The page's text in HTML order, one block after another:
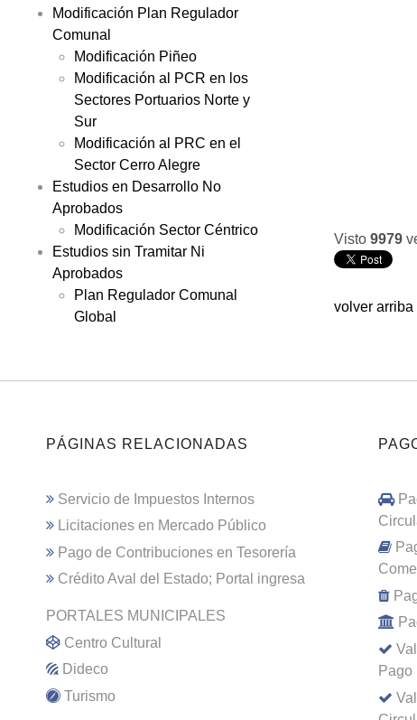
Modificación Plan Regulador
Comunal
Modificación Piñeo
Modificación al PCR en los
Sectores Portuarios Norte y
Sur
Modificación al PRC en el
Sector Cerro Alegre
Estudios en Desarrollo No
Aprobados
Modificación Sector Céntrico
Estudios sin Tramitar Ni
Aprobados
Plan Regulador Comunal
Global
Visto 9979
volver arriba
PÁGINAS RELACIONADAS
Servicio de Impuestos Internos
Licitaciones en Mercado Público
Pago de Contribuciones en Tesorería
Crédito Aval del Estado; Portal ingresa
PORTALES MUNICIPALES
Centro Cultural
Dideco
Turismo
Pago